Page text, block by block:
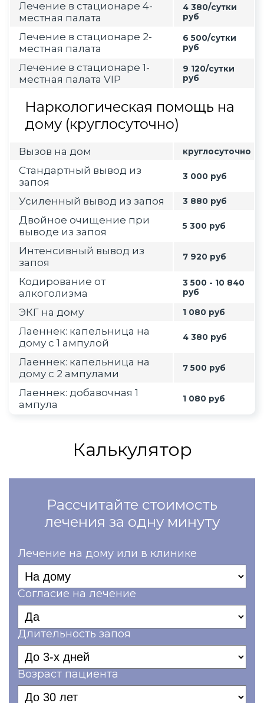
Лечение в стационаре 4-
местная палата
4 380/сутки
руб
Лечение в стационаре 2-
местная палата
6 500/сутки
руб
Лечение в стационаре 1-
местная палата VIP
9 120/сутки
руб
Наркологическая помощь на
дому (круглосуточно)
Вызов на дом круглосуточно
Стандартный вывод из
запоя
3 000 руб
Усиленный вывод из запоя 3 880 руб
Двойное очищение при
выводе из запоя
5 300 руб
Интенсивный вывод из
запоя
7 920 руб
Кодирование от
алкоголизма
3 500 - 10 840
руб
ЭКГ на дому 1 080 руб
Лаеннек: капельница на
дому с 1 ампулой
4 380 руб
Лаеннек: капельница на
дому с 2 ампулами
7 500 руб
Лаеннек: добавочная 1
ампула
1 080 руб
Калькулятор
Рассчитайте стоимость
лечения за одну минуту
Лечение на дому или в клинике
Согласие на лечение
Длительность запоя
Возраст пациента